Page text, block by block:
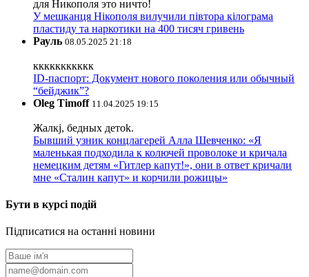
для Никополя это ничто!
У мешканця Нікополя вилучили півтора кілограма
пластиду та наркотики на 400 тисяч гривень
Рауль 08.05.2025 21:18
ккккккккккк
ID-паспорт: Документ нового поколения или обычный
“бейджик”?
Oleg Timoff 11.04.2025 19:15
Жалкj, бедных детok.
Бывший узник концлагерей Алла Шевченко: «Я
маленькая подходила к колючей проволоке и кричала
немецким детям «Гитлер капут!», они в ответ кричали
мне «Сталин капут» и корчили рожицы»
Бути в курсі подій
Підписатися на останні новини